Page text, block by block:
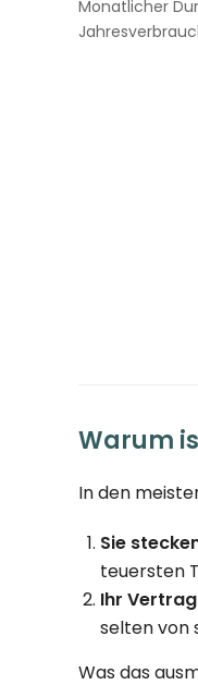
Monatlicher
Warum
In den
Sie
teuersten
Ihr
selten von
Was das